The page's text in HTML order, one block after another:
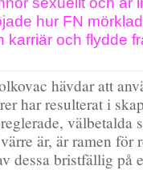
hur FN
karriär och flydde
hävdar att
har resulterat i
välbetalda
är, är ramen
dessa bristfällig på